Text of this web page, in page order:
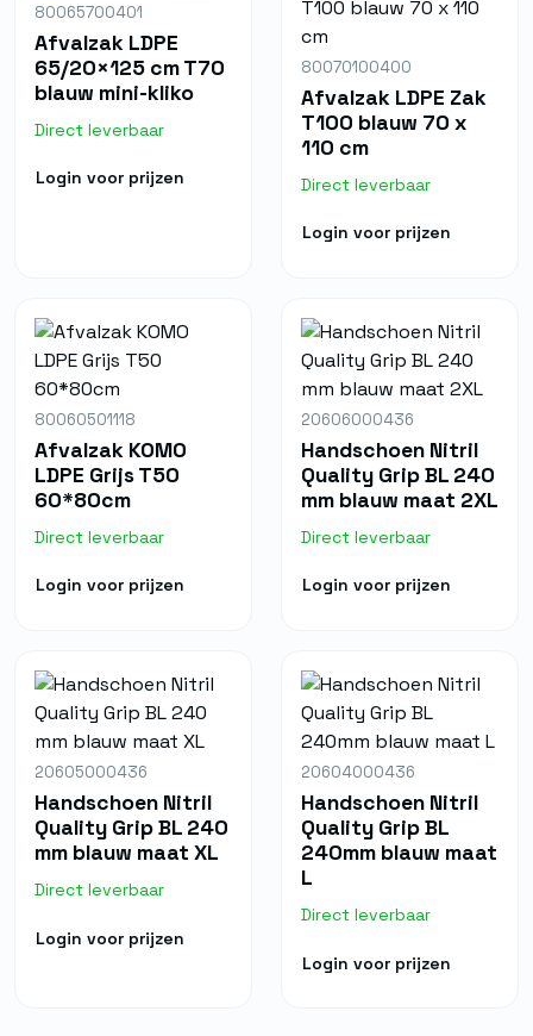
80065700401
Afvalzak LDPE
65/20×125 cm T70
blauw mini-kliko
Direct leverbaar
Login voor prijzen
80070100400
Afvalzak LDPE Zak
T100 blauw 70 x
110 cm
Direct leverbaar
Login voor prijzen
80060501118
Afvalzak KOMO
LDPE Grijs T50
60*80cm
Direct leverbaar
Login voor prijzen
20606000436
Handschoen Nitril
Quality Grip BL 240
mm blauw maat 2XL
Direct leverbaar
Login voor prijzen
20605000436
Handschoen Nitril
Quality Grip BL 240
mm blauw maat XL
Direct leverbaar
Login voor prijzen
20604000436
Handschoen Nitril
Quality Grip BL
240mm blauw maat
L
Direct leverbaar
Login voor prijzen